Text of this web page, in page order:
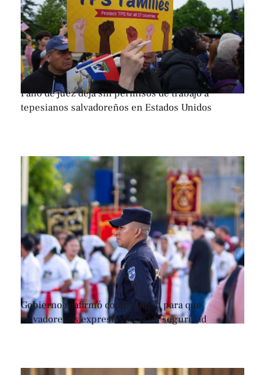
Fallo de juez deja sin permisos de trabajo a
tepesianos salvadoreños en Estados Unidos
Gobierno reafirmó compromiso para que
salvadoreños expresen su fe en seguridad